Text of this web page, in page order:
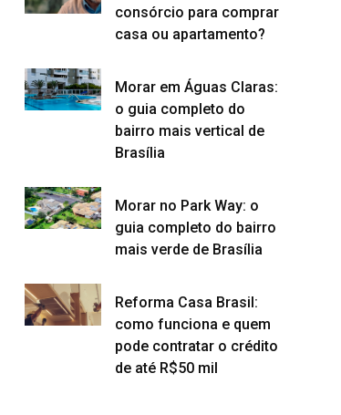
consórcio para comprar
casa ou apartamento?
Morar em Águas Claras:
o guia completo do
bairro mais vertical de
Brasília
Morar no Park Way: o
guia completo do bairro
mais verde de Brasília
Reforma Casa Brasil:
como funciona e quem
pode contratar o crédito
de até R$50 mil